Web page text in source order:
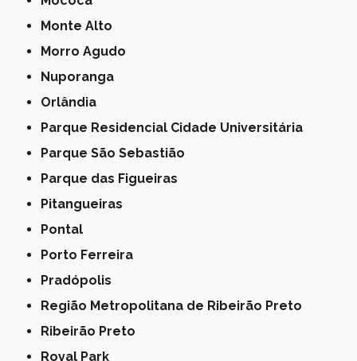
Monte Alto
Morro Agudo
Nuporanga
Orlândia
Parque Residencial Cidade Universitária
Parque São Sebastião
Parque das Figueiras
Pitangueiras
Pontal
Porto Ferreira
Pradópolis
Região Metropolitana de Ribeirão Preto
Ribeirão Preto
Royal Park